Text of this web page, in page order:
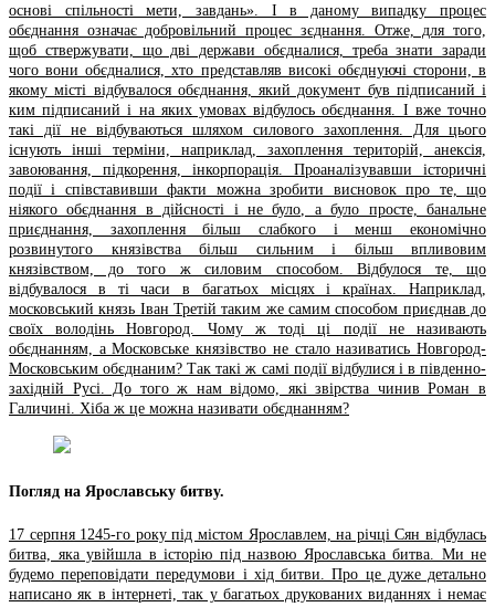
основі спільності мети, завдань». І в даному випадку процес
обєднання означає добровільний процес зєднання. Отже, для того,
щоб ствержувати, що дві держави обєдналися, треба знати заради
чого вони обєдналися, хто представляв високі обєднуючі сторони, в
якому місті відбувалося обєднання, який документ був підписаний і
ким підписаний і на яких умовах відбулось обєднання. І вже точно
такі дії не відбуваються шляхом силового захоплення. Для цього
існують інші терміни, наприклад, захоплення територій, анексія,
завоювання, підкорення, інкорпорація. Проаналізувавши історичні
події і співставивши факти можна зробити висновок про те, що
ніякого обєднання в дійсності і не було, а було просте, банальне
приєднання, захоплення більш слабкого і менш економічно
розвинутого князівства більш сильним і більш впливовим
князівством, до того ж силовим способом. Відбулося те, що
відбувалося в ті часи в багатьох місцях і країнах. Наприклад,
московський князь Іван Третій таким же самим способом приєднав до
своїх володінь Новгород. Чому ж тоді ці події не називають
обєднанням, а Московське князівство не стало називатись Новгород-
Московським обєднаним? Так такі ж самі події відбулися і в південно-
західній Русі. До того ж нам відомо, які звірства чинив Роман в
Галичині. Хіба ж це можна називати обєднанням?
Погляд на Ярославську битву.
17 серпня 1245-го року під містом Ярославлем, на річці Сян відбулась
битва, яка увійшла в історію під назвою Ярославська битва. Ми не
будемо переповідати передумови і хід битви. Про це дуже детально
написано як в інтернеті, так у багатьох друкованих виданнях і немає